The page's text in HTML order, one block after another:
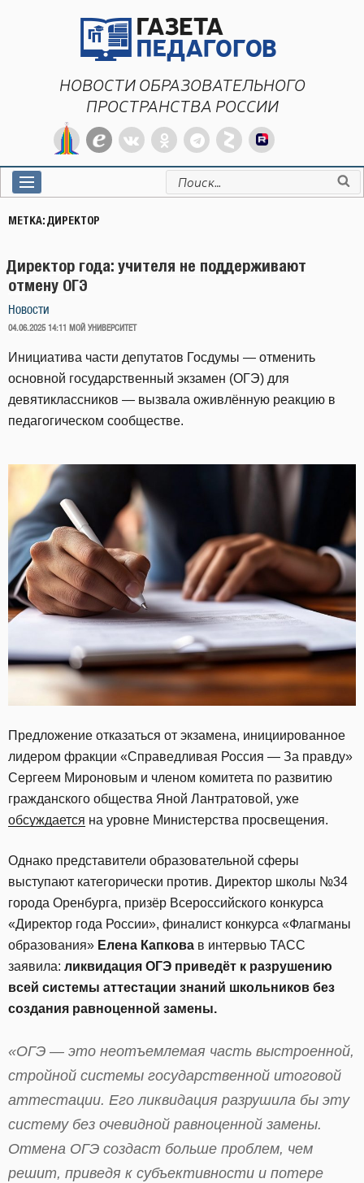
НОВОСТИ ОБРАЗОВАТЕЛЬНОГО
ПРОСТРАНСТВА РОССИИ
Искать:
МЕТКА:ДИРЕКТОР
Директор года: учителя не поддерживают
отмену ОГЭ
Новости
ОПУБЛИКОВАНО
04.06.2025 14:11 МОЙ УНИВЕРСИТЕТ
Инициатива части депутатов Госдумы — отменить
основной государственный экзамен (ОГЭ) для
девятиклассников — вызвала оживлённую реакцию в
педагогическом сообществе.
Предложение отказаться от экзамена, инициированное
лидером фракции «Справедливая Россия — За правду»
Сергеем Мироновым и членом комитета по развитию
гражданского общества Яной Лантратовой, уже
обсуждается на уровне Министерства просвещения.
Однако представители образовательной сферы
выступают категорически против. Директор школы №34
города Оренбурга, призёр Всероссийского конкурса
«Директор года России», финалист конкурса «Флагманы
образования» Елена Капкова в интервью ТАСС
заявила: ликвидация ОГЭ приведёт к разрушению
всей системы аттестации знаний школьников без
создания равноценной замены.
«ОГЭ — это неотъемлемая часть выстроенной,
стройной системы государственной итоговой
аттестации. Его ликвидация разрушила бы эту
систему без очевидной равноценной замены.
Отмена ОГЭ создаст больше проблем, чем
решит, приведя к субъективности и потере